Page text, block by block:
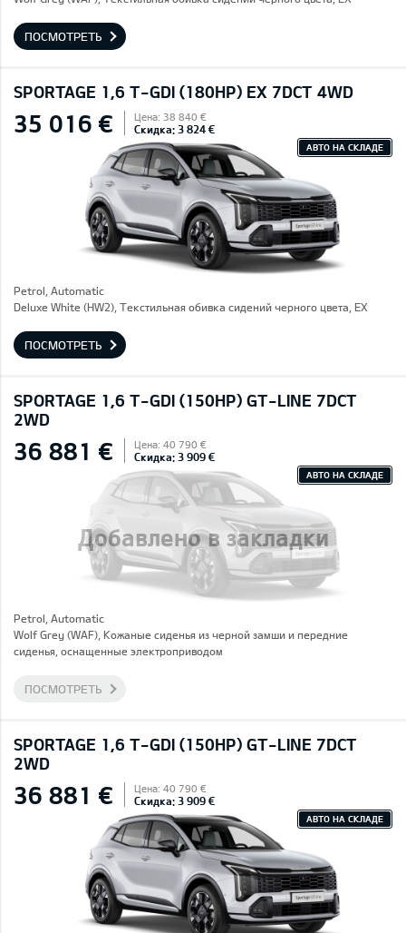
ПОСМОТРЕТЬ
SPORTAGE 1,6 T-GDI (180HP) EX 7DCT 4WD
35 016 € Цена: 38 840 €
Скидка: 3 824 €
АВТО НА СКЛАДЕ
Petrol, Automatic
Deluxe White (HW2), Текстильная обивка сидений черного цвета, EX
ПОСМОТРЕТЬ
SPORTAGE 1,6 T-GDI (150HP) GT-LINE 7DCT
2WD
Добавлено в закладки
36 881 € Цена: 40 790 €
Скидка: 3 909 €
АВТО НА СКЛАДЕ
Petrol, Automatic
Wolf Grey (WAF), Кожаные сиденья из черной замши и передние
сиденья, оснащенные электроприводом
ПОСМОТРЕТЬ
SPORTAGE 1,6 T-GDI (150HP) GT-LINE 7DCT
2WD
36 881 € Цена: 40 790 €
Скидка: 3 909 €
АВТО НА СКЛАДЕ